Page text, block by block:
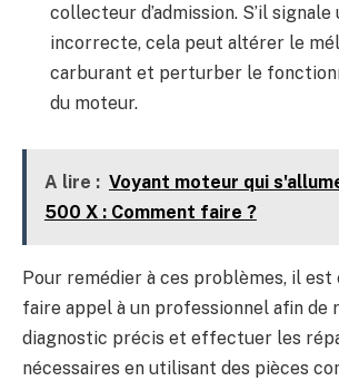
collecteur d’admission. S’il signale
incorrecte, cela peut altérer le
carburant et perturber le
du moteur.
A lire : Voyant moteur qui
500 X : Comment faire ?
Pour remédier à ces problèmes, il est
faire appel à un professionnel afin de
diagnostic précis et effectuer les
nécessaires en utilisant des pièces